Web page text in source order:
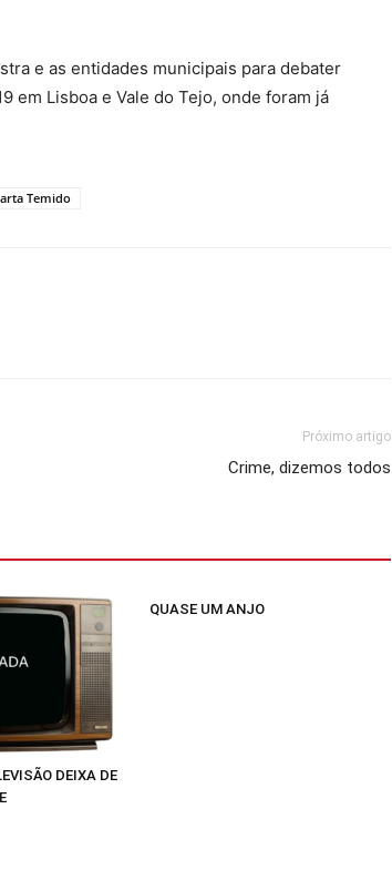
e as entidades municipais para debater
em Lisboa e Vale do Tejo, onde foram já
Temido
Próximo artigo
Crime, dizemos todos
DEIXA DE
QUASE UM ANJO